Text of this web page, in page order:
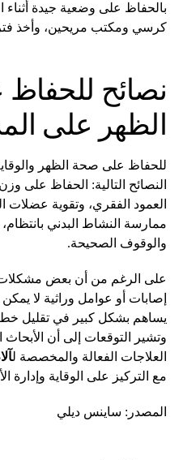
بالحفاظ على وضعية جيدة
كرسي ومكتب مريحين، وأخذ
نصائح
الظهر على
للحفاظ على صحة الظهر
النصائح التالية: الحفاظ على
العمود الفقري، وتقوية
ممارسة النشاط البدني
والوقوف الصحيحة.
على الرغم من أن بعض
إصابات أو عوامل وراثية لا يمكن
يساهم بشكل كبير في تقليل خطر
وتشير التوقعات إلى أن
العلاجات الفعالة والمخصصة ل
مع التركيز على الوقاية وإدارة
المصدر: ساينس ديلي